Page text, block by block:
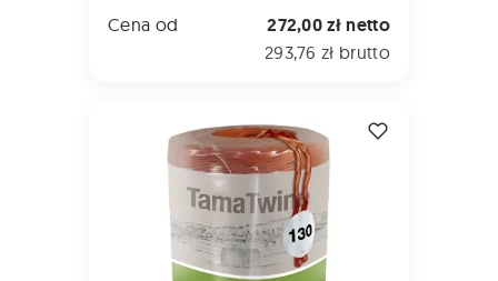
Cena od 272,00 zł netto
293,76 zł brutto